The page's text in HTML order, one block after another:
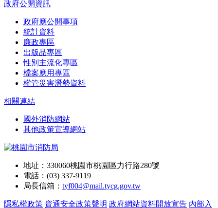
政府公開資訊
政府應公開事項
統計資料
廉政專區
出版品專區
性別主流化專區
檔案應用專區
權管災害潛勢資料
相關連結
國外消防網站
其他政策宣導網站
地址：330060桃園市桃園區力行路280號
電話：(03) 337-9119
局長信箱： tyf004@mail.tycg.gov.tw
隱私權政策 資通安全政策聲明 政府網站資料開放宣告 內部入